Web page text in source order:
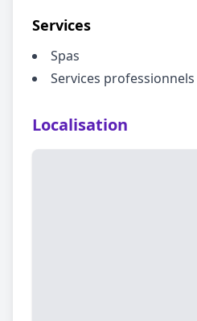
Services
Spas
Services professionnels
Localisation